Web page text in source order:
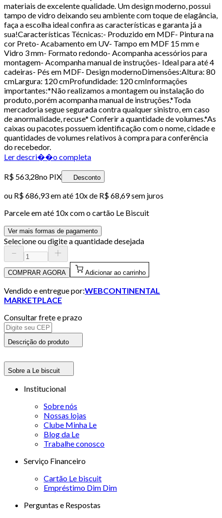
materiais de excelente qualidade. Um design moderno, possui
tampo de vidro deixando seu ambiente com toque de elagância,
faça a escolha ideal confira as características e garanta já a
sua!Características Técnicas:- Produzido em MDF- Pintura na
cor Preto- Acabamento em UV- Tampo em MDF 15 mm e
Vidro 3 mm- Formato redondo- Acompanha acessórios para
montagem- Acompanha manual de instruções- Ideal para até 4
cadeiras- Pés em MDF- Design modernoDimensões:Altura: 80
cmLargura: 120 cmProfundidade: 120 cmInformações
importantes:*Não realizamos a montagem ou instalação do
produto, porém acompanha manual de instruções.*Toda
mercadoria segue segurada contra qualquer sinistro, em caso
de anormalidade, recuse* Conferir a quantidade de volumes.*As
caixas ou pacotes possuem identificação com o nome, cidade e
quantidades de volumes relativos à compra para conferência
do recebedor.
Ler descri��o completa
R$ 563,28no PIX Desconto
ou R$ 686,93em até 10x de R$ 68,69 sem juros
Parcele em até 10x com o cartão Le Biscuit
Ver mais formas de pagamento
Selecione ou digite a quantidade desejada
COMPRAR AGORA Adicionar ao carrinho
Vendido e entregue por:WEBCONTINENTAL
MARKETPLACE
Consultar frete e prazo
Descrição do produto
Sobre a Le biscuit
Institucional
Sobre nós
Nossas lojas
Clube Minha Le
Blog da Le
Trabalhe conosco
Serviço Financeiro
Cartão Le biscuit
Empréstimo Dim Dim
Perguntas e Respostas